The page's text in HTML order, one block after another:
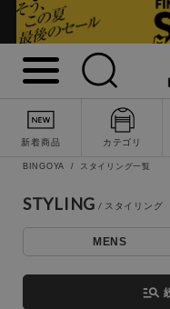
新着商品 カテゴリ
キーワード
BINGOYA スタイリング一覧
STYLING
MENS
manage_search